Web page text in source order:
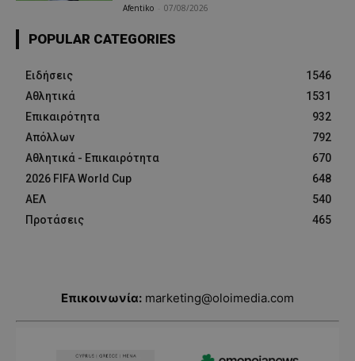
Afentiko 07/08/2026
POPULAR CATEGORIES
Ειδήσεις
1546
Αθλητικά
1531
Επικαιρότητα
932
Απόλλων
792
Αθλητικά - Επικαιρότητα
670
2026 FIFA World Cup
648
ΑΕΛ
540
Προτάσεις
465
Επικοινωνία: marketing@oloimedia.com